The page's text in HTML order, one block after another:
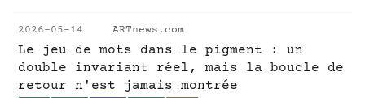
2026-05-14 ARTnews.com
Le jeu de mots dans le pigment : un
double invariant réel, mais la boucle de
retour n'est jamais montrée